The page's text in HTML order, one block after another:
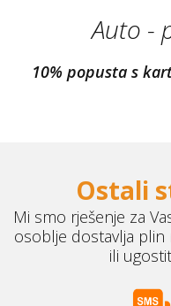
Auto -
10% popusta s
Ostali
Mi smo rješenje za
osoblje dostavlja plin
ili